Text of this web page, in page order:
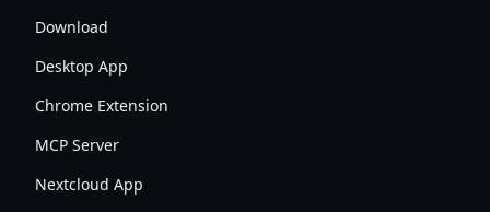
Download
Desktop App
Chrome Extension
MCP Server
Nextcloud App